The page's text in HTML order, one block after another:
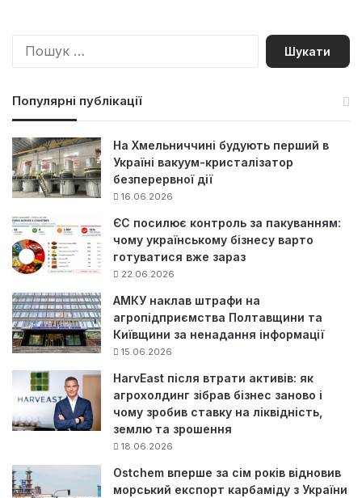
П
Популярні публікації
На Хмельниччині будують перший в
Україні вакуум-кристалізатор
безперервної дії
16.06.2026
ЄС посилює контроль за пакуванням:
чому українському бізнесу варто
готуватися вже зараз
22.06.2026
АМКУ наклав штрафи на
агропідприємства Полтавщини та
Київщини за ненадання інформації
15.06.2026
HarvEast після втрати активів: як
агрохолдинг зібрав бізнес заново і
чому зробив ставку на ліквідність,
землю та зрошення
18.06.2026
Ostchem вперше за сім років відновив
морський експорт карбаміду з України